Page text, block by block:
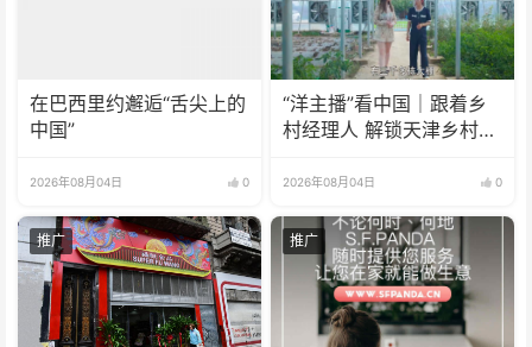
在巴西里约邂逅“舌尖上的
中国”
2026年08月04日 0
“洋主播”看中国｜跟着乡
村经理人 解锁天津乡村振
2026年08月04日 0
推广 推广